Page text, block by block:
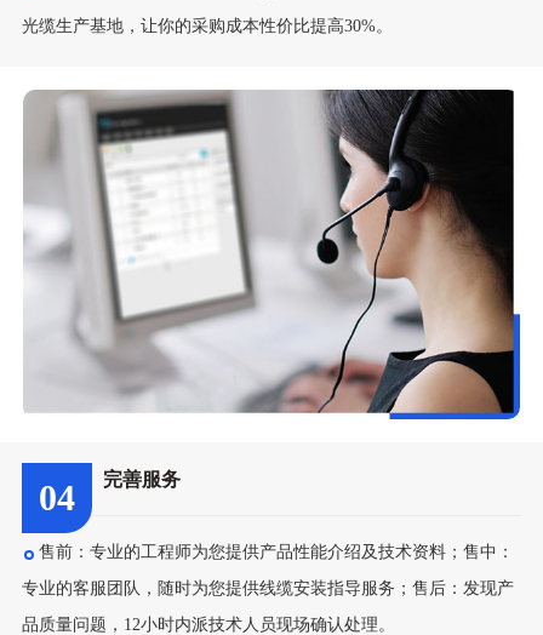
光缆生产基地，让你的采购成本性价比提高30%。
04 完善服务
售前：专业的工程师为您提供产品性能介绍及技术资料；售中：
专业的客服团队，随时为您提供线缆安装指导服务；售后：发现产
品质量问题，12小时内派技术人员现场确认处理。